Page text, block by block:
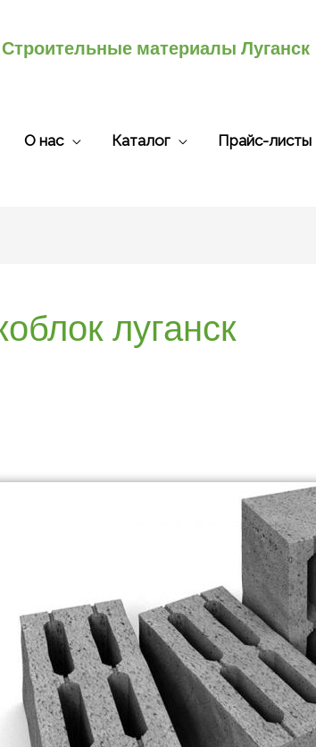
Строительные материалы Луганск
О нас Каталог Прайс-листы
луганск